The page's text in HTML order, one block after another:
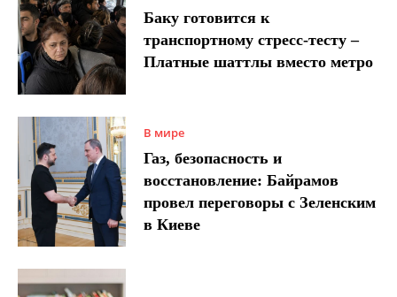
Баку готовится к
транспортному стресс-тесту –
Платные шаттлы вместо метро
В мире
Газ, безопасность и
восстановление: Байрамов
провел переговоры с Зеленским
в Киеве